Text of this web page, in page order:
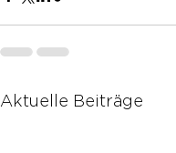
Aktuelle Beiträge